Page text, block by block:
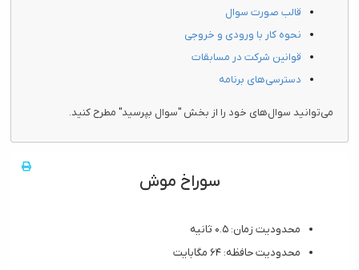
قالب صورت سوال
نحوه کار با ورودی و خروجی
قوانین شرکت در مسابقات
دسترسی‌های برنامه
می‌توانید سوال‌های خود را از بخش "سوال بپرسید" مطرح کنید.
سوراخ موش
محدودیت زمان: ۰.۵ ثانیه
محدودیت حافظه: ۶۴ مگابایت